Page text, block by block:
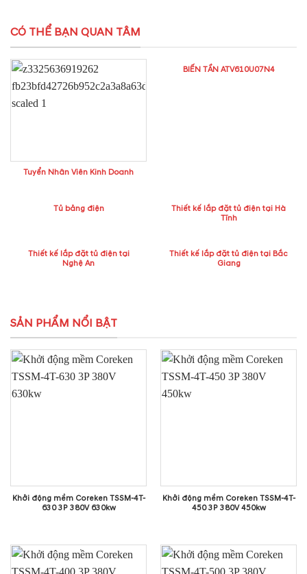
CÓ THỂ BẠN QUAN TÂM
Tuyển Nhân Viên Kinh Doanh
BIẾN TẦN ATV610U07N4
Tủ bảng điện
Thiết kế lắp đặt tủ điện tại Hà
Tĩnh
Thiết kế lắp đặt tủ điện tại
Nghệ An
Thiết kế lắp đặt tủ điện tại Bắc
Giang
SẢN PHẨM NỔI BẬT
Khởi động mềm Coreken TSSM-4T-
630 3P 380V 630kw
Khởi động mềm Coreken TSSM-4T-
450 3P 380V 450kw